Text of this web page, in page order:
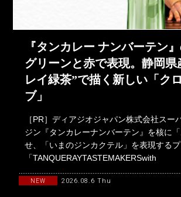
『タンカレー ナンバーテン
グリーンと赤で表現。静岡県
レイ緑茶”で描く新しい「ク
ブ」
［PR］ディアジオジャパン株式会社スー
ジン『タンカレーナンバーテン』を核に
せ、「いまのジンカクテル」を表現する
「TANQUERAYTASTEMAKERSwith
NEW 2026.08.6 Thu